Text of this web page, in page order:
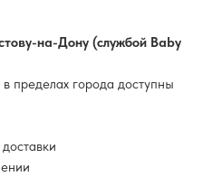
на-Дону (службой Baby
пределах города доступны